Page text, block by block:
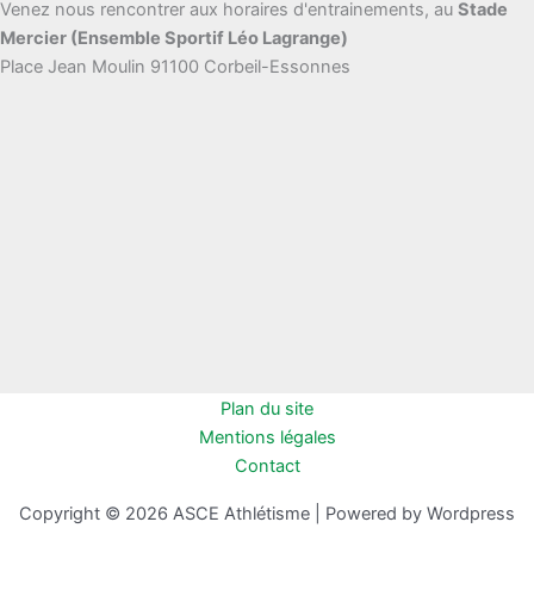
Venez nous rencontrer aux horaires d'entrainements, au Stade
Mercier (Ensemble Sportif Léo Lagrange)
Place Jean Moulin 91100 Corbeil-Essonnes
Plan du site
Mentions légales
Contact
Copyright © 2026 ASCE Athlétisme | Powered by Wordpress